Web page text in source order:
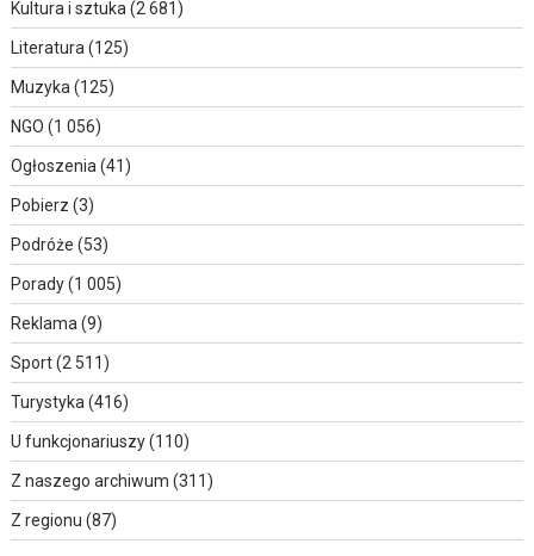
Kultura i sztuka (2 681)
Literatura (125)
Muzyka (125)
NGO (1 056)
Ogłoszenia (41)
Pobierz (3)
Podróże (53)
Porady(1 005)
Reklama (9)
Sport(2 511)
Turystyka (416)
U funkcjonariuszy(110)
Z naszego archiwum (311)
Z regionu (87)